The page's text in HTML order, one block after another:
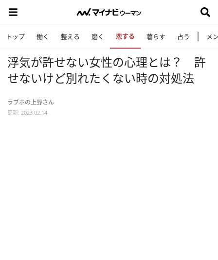
トップ 働く 整える 磨く 恋する 暮らす 占う メ
浮気が許せない女性の心理とは？ 許
せないけど別れたくない時の対処法
ラブホの上野さん
更新: 2023.02.14